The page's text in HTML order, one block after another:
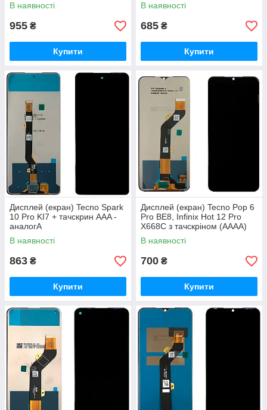
В наявності
955 ₴
Купити
В наявності
685 ₴
Купити
Дисплей (екран) Tecno Spark
10 Pro KI7 + тачскрин AAA -
аналогA
В наявності
863 ₴
Купити
Дисплей (екран) Tecno Pop 6
Pro BE8, Infinix Hot 12 Pro
X668C з тачскріном (AAAA)
В наявності
700 ₴
Купити